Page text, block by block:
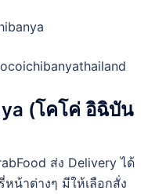
(โคโค่ อิฉิบัน
ส่ง Delivery ได้
หน้าต่างๆ มีให้เลือกสั่ง